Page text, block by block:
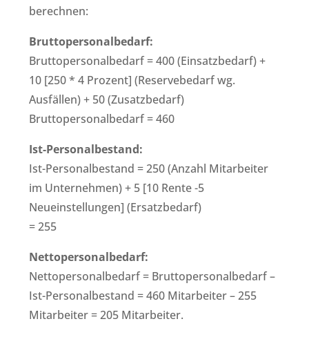
berechnen:
Bruttopersonalbedarf:
Bruttopersonalbedarf = 400 (Einsatzbedarf) +
10 [250 * 4 Prozent] (Reservebedarf wg.
Ausfällen) + 50 (Zusatzbedarf)
Bruttopersonalbedarf = 460
Ist-Personalbestand:
Ist-Personalbestand = 250 (Anzahl Mitarbeiter
im Unternehmen) + 5 [10 Rente -5
Neueinstellungen] (Ersatzbedarf)
= 255
Nettopersonalbedarf:
Nettopersonalbedarf = Bruttopersonalbedarf –
Ist-Personalbestand = 460 Mitarbeiter – 255
Mitarbeiter = 205 Mitarbeiter.